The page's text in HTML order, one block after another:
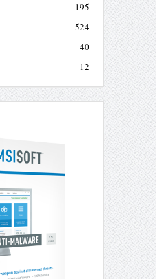
195
524
40
12